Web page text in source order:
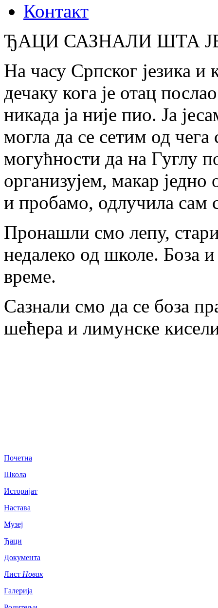
Контакт
ЂАЦИ САЗНАЛИ ШТА
На часу Српског језика
дечаку кога је отац
никада ја није пио. Ја
могла да се сетим од
могућности да на Гуглу
организујем, макар
и пробамо, одлучила сам
Пронашли смо лепу,
недалеко од школе. Боза
време.
Сазнали смо да се боза
шећера и лимунске
Почетна
Школа
Историјат
Настава
Музеј
Ђаци
Документа
Лист Новак
Галерија